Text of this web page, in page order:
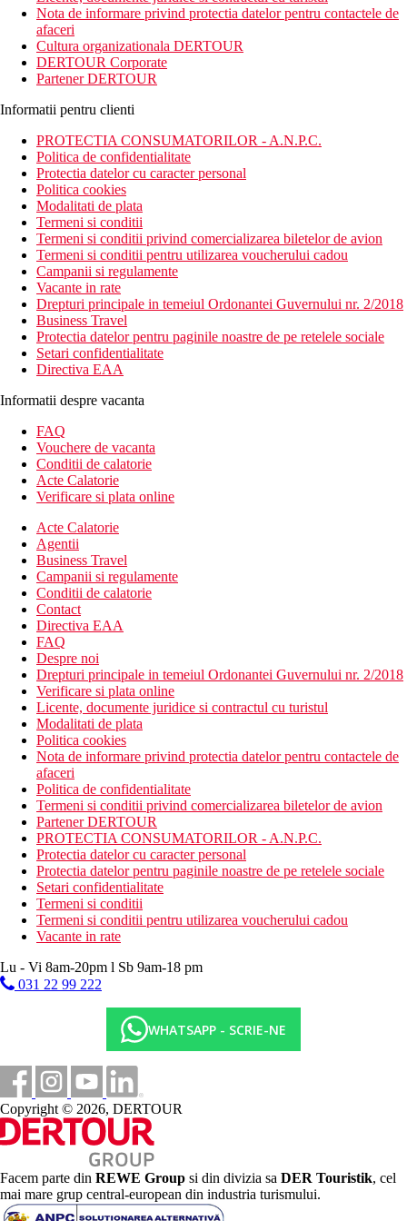
Bahrain. Experimentati serviciile rafinate, gama variata de
mancaruri si optiunile de recreere.
Distanta
9 km distanta de Aeroportul International Bahrain
16 km distanta de Templul BarBar
Descrierea camerei
Camerele dispun de:
cada sau dus
balcon / terasa
Wifi
uscator de par
toaleta
papuci de casa
halat de baie
lenjerie de pat
cana fierbator
frigider
seif
aparat pentru preparare cafea / ceai
telefon
aer conditionat (controlat central)
Descrierea hotelului
Hotelul dispune de:
receptie deschisa non stop
Wifi
camera de bagaje
babysitting (contra cost)
menaj zilnic
spalatorie (contra cost)
curatatorie chimica (contra cost)
sali de conferinta & petreceri (contra cost)
sala de fitness
lift
transfer de la si/sau la aeroport (contra cost)
parcare
parcare pentru persoane cu handicap
serviciu de trezire
piscine
restaurant
bar
room service
club pentru copii (contra cost)
cafenele
magazine de suveniruri
150 de camere
facilitati pentru persoane cu mobilitate redusa
Activitati sportive gratuite
darts
muzica/spectacol live
sauna
divertisment de seara
club de noapte/DJ
biliard
masaj
spa & centru de wellness
Masa
BB: mic dejun.
HB: mic dejun si cina.
FB: mic dejun, pranz si cina.
Categoria oficiala
4 stele
Nota de informare privind protectia datelor pentru contactele de
afaceri
Cultura organizationala DERTOUR
DERTOUR Corporate
Partener DERTOUR
Informatii pentru clienti
PROTECTIA CONSUMATORILOR - A.N.P.C.
Politica de confidentialitate
Protectia datelor cu caracter personal
Politica cookies
Modalitati de plata
Termeni si conditii
Termeni si conditii privind comercializarea biletelor de avion
Termeni si conditii pentru utilizarea voucherului cadou
Campanii si regulamente
Vacante in rate
Drepturi principale in temeiul Ordonantei Guvernului nr. 2/2018
Business Travel
Protectia datelor pentru paginile noastre de pe retelele sociale
Setari confidentialitate
Directiva EAA
Informatii despre vacanta
FAQ
Vouchere de vacanta
Conditii de calatorie
Acte Calatorie
Verificare si plata online
Acte Calatorie
Agentii
Business Travel
Campanii si regulamente
Conditii de calatorie
Contact
Directiva EAA
FAQ
Despre noi
Drepturi principale in temeiul Ordonantei Guvernului nr. 2/2018
Verificare si plata online
Licente, documente juridice si contractul cu turistul
Modalitati de plata
Politica cookies
Nota de informare privind protectia datelor pentru contactele de
afaceri
Politica de confidentialitate
Termeni si conditii privind comercializarea biletelor de avion
Partener DERTOUR
PROTECTIA CONSUMATORILOR - A.N.P.C.
Protectia datelor cu caracter personal
Protectia datelor pentru paginile noastre de pe retelele sociale
Setari confidentialitate
Termeni si conditii
Termeni si conditii pentru utilizarea voucherului cadou
Vacante in rate
Lu - Vi 8am-20pm l Sb 9am-18 pm
031 22 99 222
WHATSAPP - SCRIE-NE
Copyright © 2026, DERTOUR
Facem parte din REWE Group si din divizia sa DER Touristik, cel
mai mare grup central-european din industria turismului.